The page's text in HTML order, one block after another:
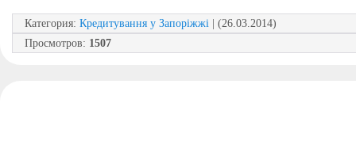
Категория: Кредитування у Запоріжжі | (26.03.2014)
Просмотров: 1507